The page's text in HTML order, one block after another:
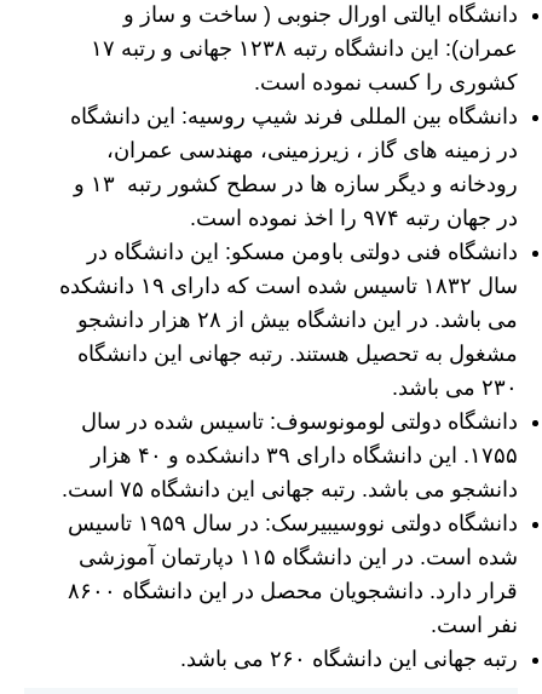
دانشگاه ایالتی اورال جنوبی ( ساخت و ساز و
عمران): این دانشگاه رتبه ۱۲۳۸ جهانی و رتبه ۱۷
کشوری را کسب نموده است.
دانشگاه بین المللی فرند شیپ روسیه: این دانشگاه
در زمینه های گاز ، زیرزمینی، مهندسی عمران،
رودخانه و دیگر سازه ها در سطح کشور رتبه ۱۳ و
در جهان رتبه ۹۷۴ را اخذ نموده است.
دانشگاه فنی دولتی باومن مسکو: این دانشگاه در
سال ۱۸۳۲ تاسیس شده است که دارای ۱۹ دانشکده
می باشد. در این دانشگاه بیش از ۲۸ هزار دانشجو
مشغول به تحصیل هستند. رتبه جهانی این دانشگاه
۲۳۰ می باشد.
دانشگاه دولتی لومونوسوف: تاسیس شده در سال
۱۷۵۵. این دانشگاه دارای ۳۹ دانشکده و ۴۰ هزار
دانشجو می باشد. رتبه جهانی این دانشگاه ۷۵ است.
دانشگاه دولتی نووسیبیرسک: در سال ۱۹۵۹ تاسیس
شده است. در این دانشگاه ۱۱۵ دپارتمان آموزشی
قرار دارد. دانشجویان محصل در این دانشگاه ۸۶۰۰
نفر است.
رتبه جهانی این دانشگاه ۲۶۰ می باشد.